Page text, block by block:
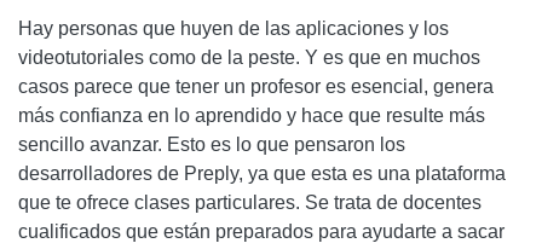
Hay personas que huyen de las aplicaciones y los
videotutoriales como de la peste. Y es que en muchos
casos parece que tener un profesor es esencial, genera
más confianza en lo aprendido y hace que resulte más
sencillo avanzar. Esto es lo que pensaron los
desarrolladores de Preply, ya que esta es una plataforma
que te ofrece clases particulares. Se trata de docentes
cualificados que están preparados para ayudarte a sacar